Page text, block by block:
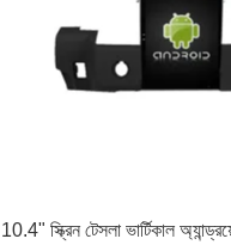
10.4" স্ক্রিন টেসলা ভার্টিকাল